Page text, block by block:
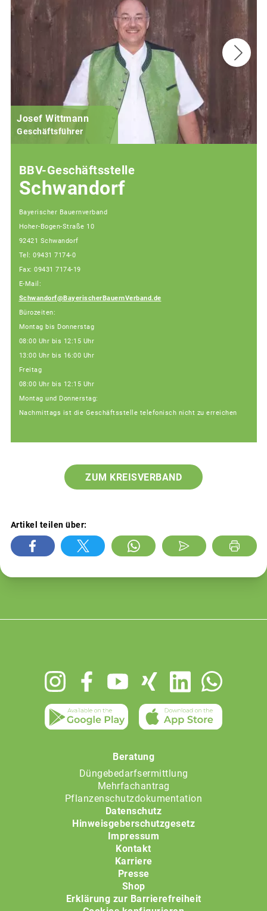
Josef Wittmann
Geschäftsführer
BBV-Geschäftsstelle
Schwandorf
Bayerischer Bauernverband
Hoher-Bogen-Straße 10
92421 Schwandorf
Tel: 09431 7174-0
Fax: 09431 7174-19
E-Mail:
Schwandorf@BayerischerBauernVerband.de
Bürozeiten:
Montag bis Donnerstag
08:00 Uhr bis 12:15 Uhr
13:00 Uhr bis 16:00 Uhr
Freitag
08:00 Uhr bis 12:15 Uhr
Montag und Donnerstag:
Nachmittags ist die Geschäftsstelle telefonisch nicht zu erreichen
ZUM KREISVERBAND
Artikel teilen über:
Beratung
Düngebedarfsermittlung
Mehrfachantrag
Pflanzenschutzdokumentation
Datenschutz
Hinweisgeberschutzgesetz
Impressum
Kontakt
Karriere
Presse
Shop
Erklärung zur Barrierefreiheit